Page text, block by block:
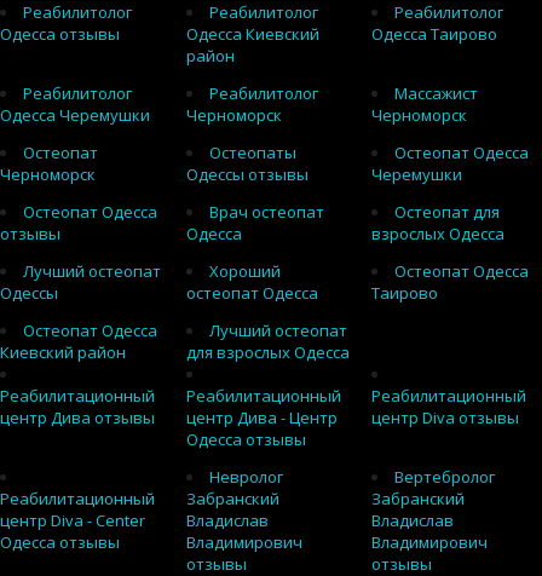
Реабилитолог
Одесса отзывы
Реабилитолог
Одесса Киевский
район
Реабилитолог
Одесса Таирово
Реабилитолог
Одесса Черемушки
Реабилитолог
Черноморск
Массажист
Черноморск
Остеопат
Черноморск
Остеопаты
Одессы отзывы
Остеопат Одесса
Черемушки
Остеопат Одесса
отзывы
Врач остеопат
Одесса
Остеопат для
взрослых Одесса
Лучший остеопат
Одессы
Хороший
остеопат Одесса
Остеопат Одесса
Таирово
Остеопат Одесса
Киевский район
Лучший остеопат
для взрослых Одесса
Реабилитационный
центр Дива отзывы
Реабилитационный
центр Дива - Центр
Одесса отзывы
Реабилитационный
центр Diva отзывы
Реабилитационный
центр Diva - Center
Одесса отзывы
Невролог
Забранский
Владислав
Владимирович
отзывы
Вертебролог
Забранский
Владислав
Владимирович
отзывы